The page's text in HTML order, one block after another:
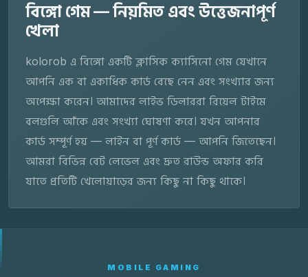
বিঙ্গো গেম — নিয়মিত এবং উত্তেজনাপূর্ণ
খেলা
kolorob এ বিঙ্গো একটি ক্লাসিক ক্যাসিনো গেম যেখানে
আপনি এক বা একাধিক কার্ড বেছে নেন এবং সংখ্যার জন্য
অপেক্ষা করেন। আমাদের লাইভ ডিলাররা রিয়েল টাইমে
বলগুলি আঁকে এবং সংখ্যা ঘোষণা করে। যখন আপনার
কার্ড সম্পূর্ণ হয় — লাইন বা পূর্ণ কার্ড — আপনি জিতেছেন।
আমরা বিভিন্ন বেট লেভেল এবং দ্রুত রাউন্ড অফার করি
যাতে প্রতিটি খেলোয়াড়ের জন্য কিছু না কিছু থাকে।
MOBILE GAMING